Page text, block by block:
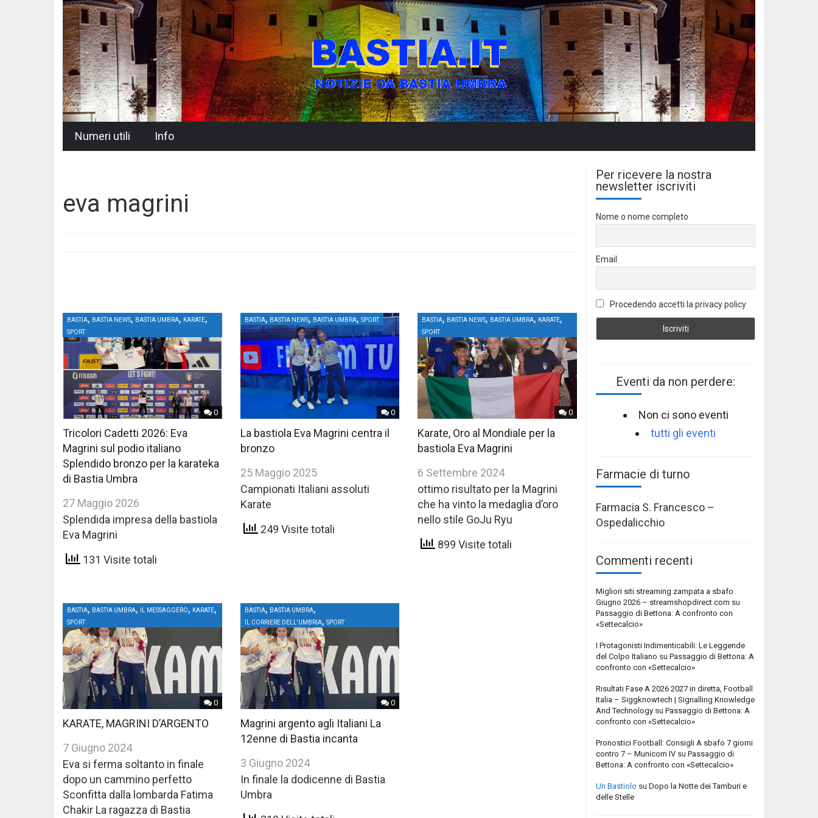
Numeri utili Info
eva magrini
0
BASTIA, BASTIA NEWS, BASTIA UMBRA, KARATE,
SPORT
Tricolori Cadetti 2026: Eva
Magrini sul podio italiano
Splendido bronzo per la karateka
di Bastia Umbra
27 Maggio 2026
Splendida impresa della bastiola
Eva Magrini
131 Visite totali
0
BASTIA, BASTIA NEWS, BASTIA UMBRA, SPORT
La bastiola Eva Magrini centra il
bronzo
25 Maggio 2025
Campionati Italiani assoluti
Karate
249 Visite totali
0
BASTIA, BASTIA NEWS, BASTIA UMBRA, KARATE,
SPORT
Karate, Oro al Mondiale per la
bastiola Eva Magrini
6 Settembre 2024
ottimo risultato per la Magrini
che ha vinto la medaglia d’oro
nello stile GoJu Ryu
899 Visite totali
0
BASTIA, BASTIA UMBRA, IL MESSAGGERO, KARATE,
SPORT
KARATE, MAGRINI D’ARGENTO
7 Giugno 2024
Eva si ferma soltanto in finale
dopo un cammino perfetto
Sconfitta dalla lombarda Fatima
Chakir La ragazza di Bastia
0
BASTIA, BASTIA UMBRA,
IL CORRIERE DELL'UMBRIA, SPORT
Magrini argento agli Italiani La
12enne di Bastia incanta
3 Giugno 2024
In finale la dodicenne di Bastia
Umbra
Per ricevere la nostra
newsletter iscriviti
Nome o nome completo
Email
Procedendo accetti la privacy policy
Eventi da non perdere:
Non ci sono eventi
tutti gli eventi
Farmacie di turno
Farmacia S. Francesco –
Ospedalicchio
Commenti recenti
Migliori siti streaming zampata a sbafo
Giugno 2026 – streamshopdirect.com su
Passaggio di Bettona: A confronto con
«Settecalcio»
I Protagonisti Indimenticabili: Le Leggende
del Colpo Italiano su Passaggio di Bettona: A
confronto con «Settecalcio»
Risultati Fase A 2026 2027 in diretta, Football
Italia – Siggknowtech | Signalling Knowledge
And Technology su Passaggio di Bettona: A
confronto con «Settecalcio»
Pronostici Football: Consigli A sbafo 7 giorni
contro 7 – Municorn IV su Passaggio di
Bettona: A confronto con «Settecalcio»
Un Bastiolo su Dopo la Notte dei Tamburi e
delle Stelle